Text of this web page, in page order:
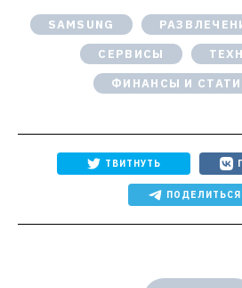
SAMSUNG
СЕРВИСЫ
ФИНАНСЫ И
ТВИТНУТЬ
ПОДЕЛИТЬСЯ